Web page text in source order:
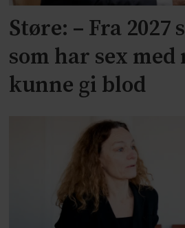
Støre: – Fra 2027
som har sex med
kunne gi blod